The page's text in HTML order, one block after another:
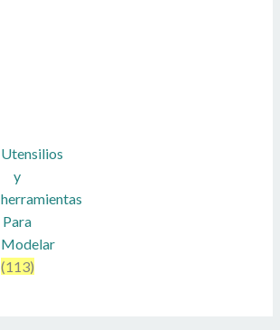
Utensilios
y
herramientas
Para
Modelar
(113)